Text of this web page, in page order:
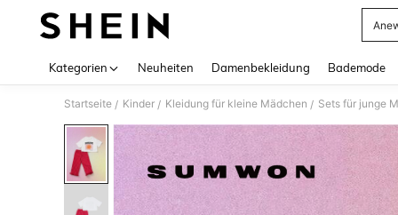
Kategorien Neuheiten Damenbekleidung Bademode
Startseite / Kinder / Kleidung für kleine Mädchen / Sets für junge